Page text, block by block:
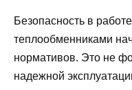
Безопасность в
теплообменниками
нормативов. Это не
надежной